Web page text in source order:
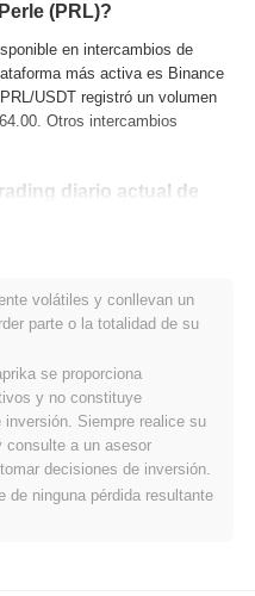
(PRL)?
en intercambios de
más activa es Binance
USDT registró un volumen
. Otros intercambios
diario actual de
sugiere un aumento a corto
de precios de
por debajo de su ATH .
mercado actual de
volátiles y conllevan un
parte o la totalidad de su
se proporciona
y no constituye
Siempre realice su
consulte a un asesor
decisiones de inversión.
de ninguna pérdida resultante